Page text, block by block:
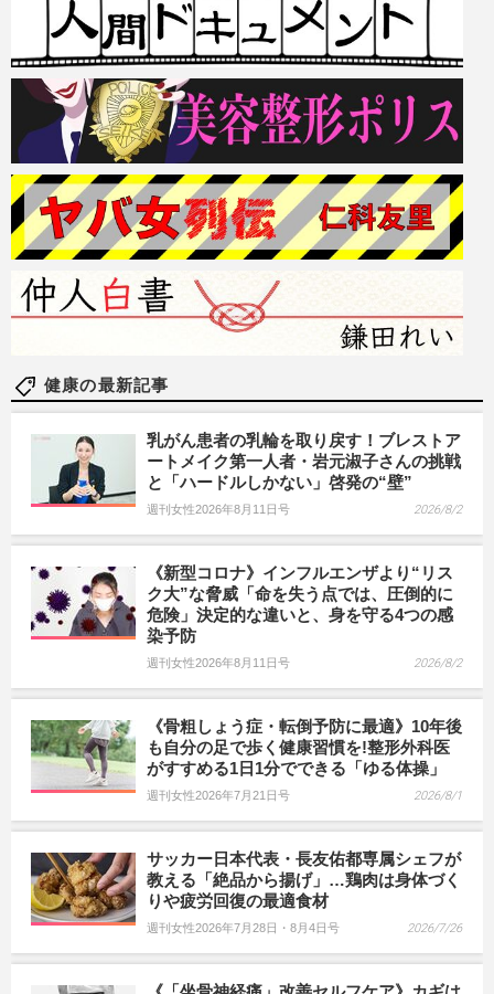
健康の最新記事
乳がん患者の乳輪を取り戻す！ブレストア
ートメイク第一人者・岩元淑子さんの挑戦
と「ハードルしかない」啓発の“壁”
週刊女性2026年8月11日号 2026/8/2
《新型コロナ》インフルエンザより“リス
ク大”な脅威「命を失う点では、圧倒的に
危険」決定的な違いと、身を守る4つの感
染予防
週刊女性2026年8月11日号 2026/8/2
《骨粗しょう症・転倒予防に最適》10年後
も自分の足で歩く健康習慣を!整形外科医
がすすめる1日1分でできる「ゆる体操」
週刊女性2026年7月21日号 2026/8/1
サッカー日本代表・長友佑都専属シェフが
教える「絶品から揚げ」…鶏肉は身体づく
りや疲労回復の最適食材
週刊女性2026年7月28日・8月4日号 2026/7/26